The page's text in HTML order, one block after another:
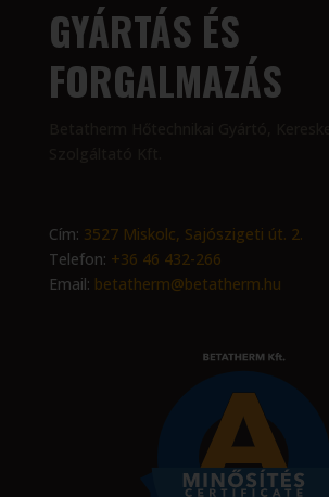
GYÁRTÁS ÉS
FORGALMAZÁS
Cím: 3527 Miskolc, Sajószigeti út. 2.
Telefon: +36 46 432-266
Email: betatherm@betatherm.hu